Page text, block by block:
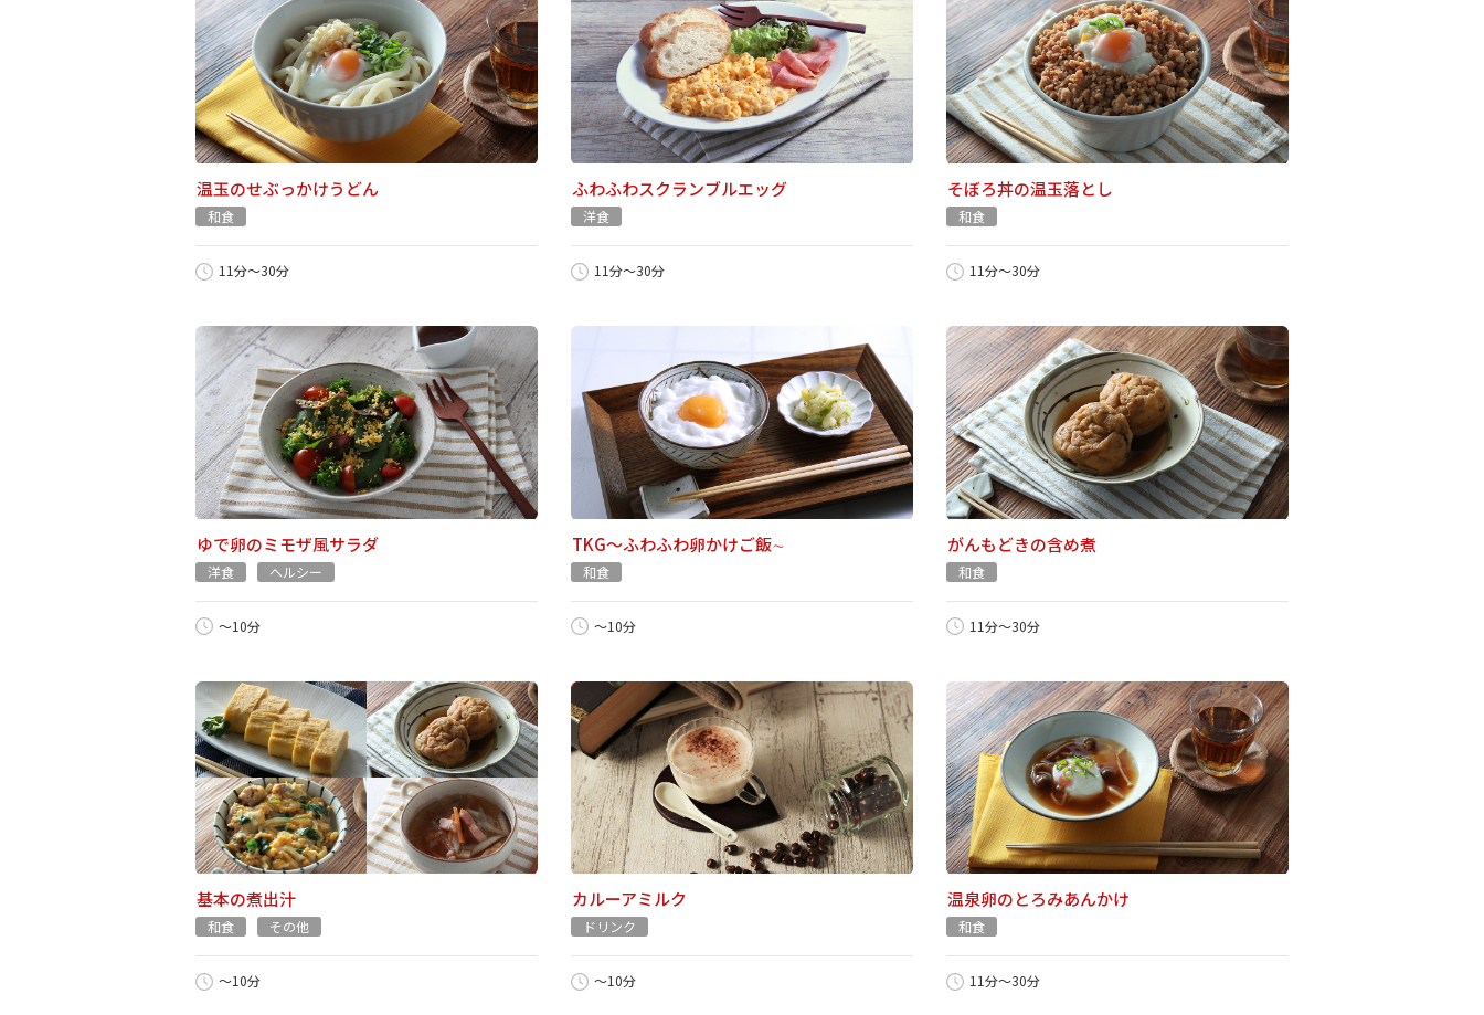
温玉のせぶっかけうどん
和食
11分～30分
ふわふわスクランブルエッグ
洋食
11分～30分
そぼろ丼の温玉落とし
和食
11分～30分
ゆで卵のミモザ風サラダ
洋食 ヘルシー
～10分
TKG～ふわふわ卵かけご飯∼
和食
～10分
がんもどきの含め煮
和食
11分～30分
基本の煮出汁
和食 その他
～10分
カルーアミルク
ドリンク
～10分
温泉卵のとろみあんかけ
和食
11分～30分